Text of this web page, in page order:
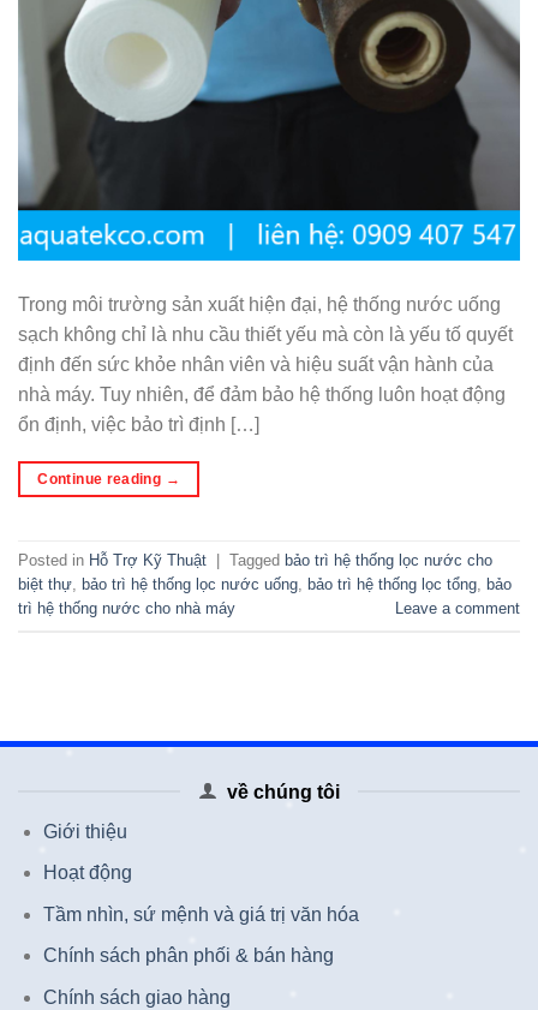
Trong môi trường sản xuất hiện đại, hệ thống nước uống
sạch không chỉ là nhu cầu thiết yếu mà còn là yếu tố quyết
định đến sức khỏe nhân viên và hiệu suất vận hành của
nhà máy. Tuy nhiên, để đảm bảo hệ thống luôn hoạt động
ổn định, việc bảo trì định […]
Continue reading →
Posted in Hỗ Trợ Kỹ Thuật Tagged bảo trì hệ thống lọc nước cho
biệt thự
bảo trì hệ thống lọc nước uống bảo trì hệ thống lọc tổng
bảo
trì hệ thống nước cho nhà máy
Leave a comment
về chúng tôi
Giới thiệu
Hoạt động
Tầm nhìn, sứ mệnh và giá trị văn hóa
Chính sách phân phối & bán hàng
Chính sách giao hàng